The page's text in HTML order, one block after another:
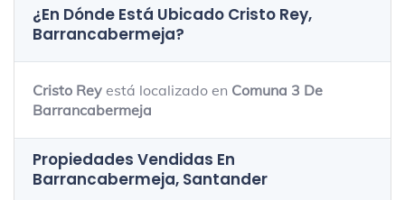
¿En Dónde Está Ubicado Cristo Rey,
Barrancabermeja?
Cristo Rey está localizado en Comuna 3 De
Barrancabermeja
Propiedades Vendidas En
Barrancabermeja, Santander